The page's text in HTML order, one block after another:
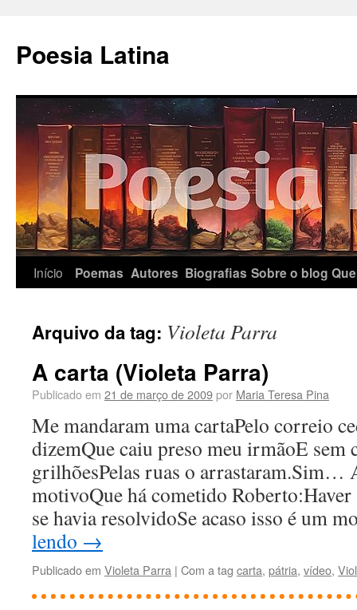
conteúdo
Poesia Latina
Início Poemas Autores Biografias Sobre o blog
Arquivo da tag: Violeta Parra
A carta (Violeta Parra)
Publicado em 21 de março de 2009 por Maria Teresa Pina
Me mandaram uma cartaPelo correio
dizemQue caiu preso meu irmãoE sem
grilhõesPelas ruas o arrastaram.Sim…
motivoQue há cometido Roberto:Haver
se havia resolvidoSe acaso isso é um
lendo →
Publicado em Violeta Parra | Com a tag carta, pátria, vídeo,